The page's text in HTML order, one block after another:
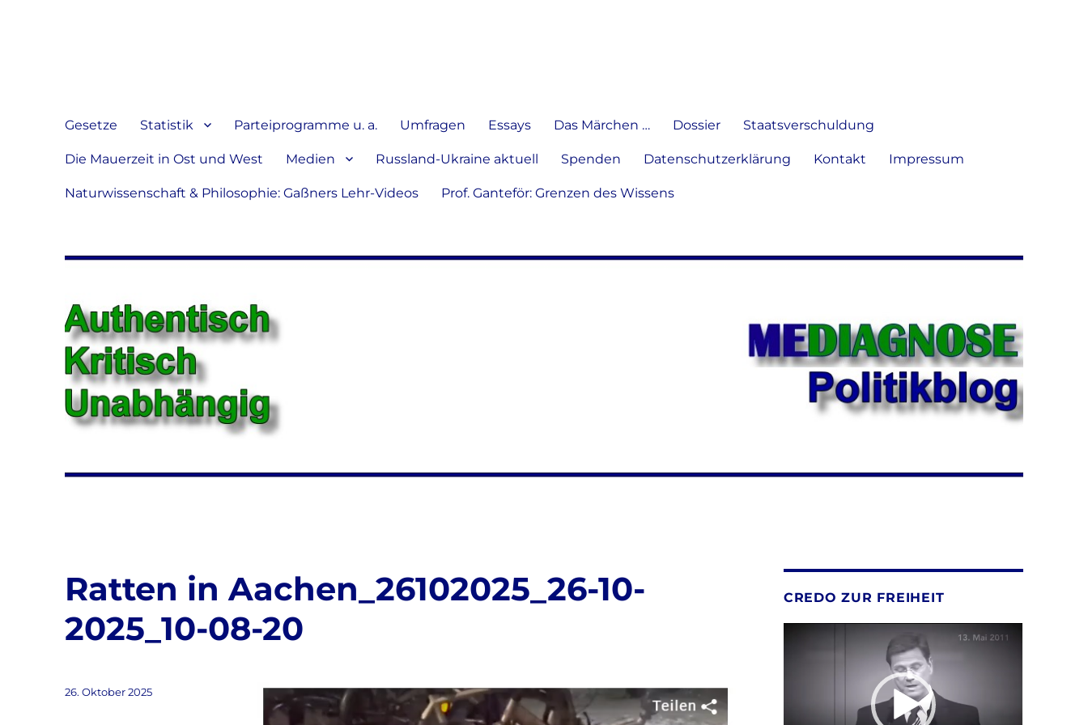
verbreiten
Gesetze Statistik Parteiprogramme u. a. Umfragen Essays Das Märchen … Dossier Staatsverschuldung
Die Mauerzeit in Ost und West Medien Russland-Ukraine aktuell Spenden Datenschutzerklärung Kontakt Impressum
Naturwissenschaft & Philosophie: Gaßners Lehr-Videos Prof. Ganteför: Grenzen des Wissens
Ratten in Aachen_26102025_26-10-
2025_10-08-20
Video-
Player
Veröffentlicht
26. Oktober 2025
CREDO ZUR FREIHEIT